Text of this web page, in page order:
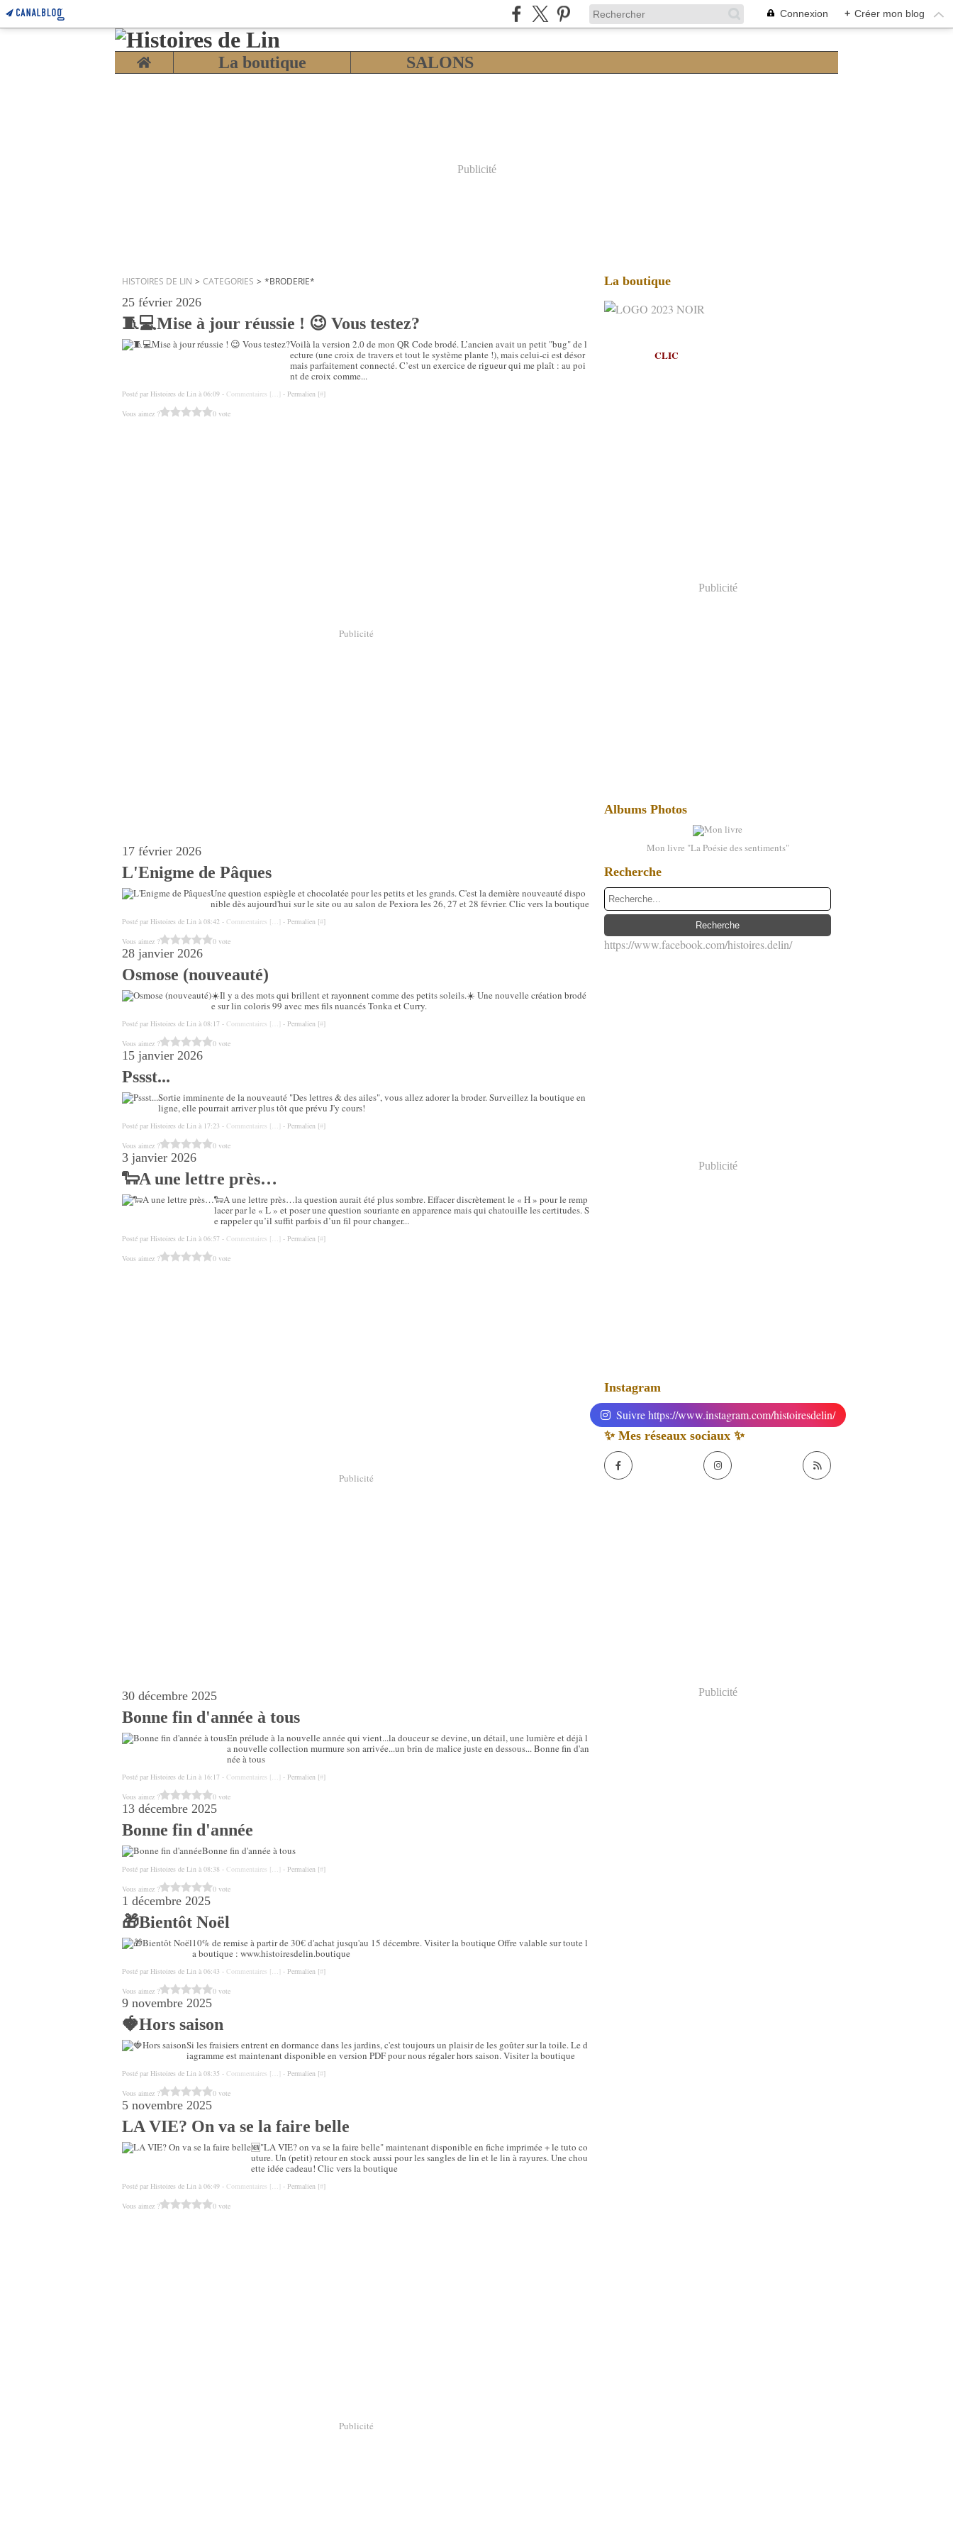
Connexion + Créer mon blog
Home La boutique SALONS
Publicité
HISTOIRES DE LIN > CATEGORIES > *BRODERIE*
25 février 2026
🧵💻Mise à jour réussie ! 😉 Vous testez?
Voilà la version 2.0 de mon QR Code brodé. L’ancien avait un petit "bug" de l
ecture (une croix de travers et tout le système plante !), mais celui-ci est désor
mais parfaitement connecté. C’est un exercice de rigueur qui me plaît : au poi
nt de croix comme...
Posté par Histoires de Lin à 06:09 - Commentaires [… - Permalien [#]
Vous aimez ?
0 vote
Publicité
17 février 2026
L'Enigme de Pâques
Une question espiègle et chocolatée pour les petits et les grands. C'est la dernière nouveauté dispo
nible dès aujourd'hui sur le site ou au salon de Pexiora les 26, 27 et 28 février. Clic vers la boutique
Posté par Histoires de Lin à 08:42 - Commentaires [… - Permalien [#]
Vous aimez ?
0 vote
28 janvier 2026
Osmose (nouveauté)
☀️Il y a des mots qui brillent et rayonnent comme des petits soleils.☀️ Une nouvelle création brodé
e sur lin coloris 99 avec mes fils nuancés Tonka et Curry.
Posté par Histoires de Lin à 08:17 - Commentaires [… - Permalien [#]
Vous aimez ?
0 vote
15 janvier 2026
Pssst...
Sortie imminente de la nouveauté "Des lettres & des ailes", vous allez adorer la broder. Surveillez la boutique en
ligne, elle pourrait arriver plus tôt que prévu J'y cours!
Posté par Histoires de Lin à 17:23 - Commentaires [… - Permalien [#]
Vous aimez ?
0 vote
3 janvier 2026
🐑A une lettre près…
🐑A une lettre près…la question aurait été plus sombre. Effacer discrètement le « H » pour le remp
lacer par le « L » et poser une question souriante en apparence mais qui chatouille les certitudes. S
e rappeler qu’il suffit parfois d’un fil pour changer...
Posté par Histoires de Lin à 06:57 - Commentaires [… - Permalien [#]
Vous aimez ?
0 vote
Publicité
30 décembre 2025
Bonne fin d'année à tous
En prélude à la nouvelle année qui vient...la douceur se devine, un détail, une lumière et déjà l
a nouvelle collection murmure son arrivée...un brin de malice juste en dessous... Bonne fin d'an
née à tous
Posté par Histoires de Lin à 16:17 - Commentaires [… - Permalien [#]
Vous aimez ?
0 vote
13 décembre 2025
Bonne fin d'année
Bonne fin d'année à tous
Posté par Histoires de Lin à 08:38 - Commentaires [… - Permalien [#]
Vous aimez ?
0 vote
1 décembre 2025
🎁Bientôt Noël
10% de remise à partir de 30€ d'achat jusqu'au 15 décembre. Visiter la boutique Offre valable sur toute l
a boutique : www.histoiresdelin.boutique
Posté par Histoires de Lin à 06:43 - Commentaires [… - Permalien [#]
Vous aimez ?
0 vote
9 novembre 2025
🍓Hors saison
Si les fraisiers entrent en dormance dans les jardins, c'est toujours un plaisir de les goûter sur la toile. Le d
iagramme est maintenant disponible en version PDF pour nous régaler hors saison. Visiter la boutique
Posté par Histoires de Lin à 08:35 - Commentaires [… - Permalien [#]
Vous aimez ?
0 vote
5 novembre 2025
LA VIE? On va se la faire belle
🆕"LA VIE? on va se la faire belle" maintenant disponible en fiche imprimée + le tuto co
uture. Un (petit) retour en stock aussi pour les sangles de lin et le lin à rayures. Une chou
ette idée cadeau! Clic vers la boutique
Posté par Histoires de Lin à 06:49 - Commentaires [… - Permalien [#]
Vous aimez ?
0 vote
Publicité
La boutique
CLIC
Publicité
Albums Photos
Mon livre "La Poésie des sentiments"
Recherche
https://www.facebook.com/histoires.delin/
Publicité
Instagram
Suivre https://www.instagram.com/histoiresdelin/
✨ Mes réseaux sociaux ✨
Publicité